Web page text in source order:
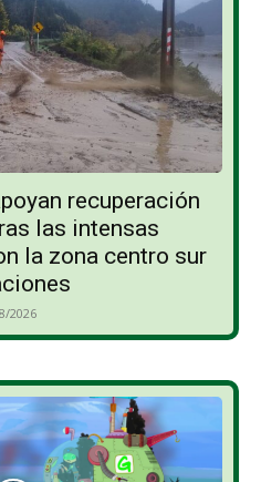
recuperación
las intensas
la zona centro sur
2026